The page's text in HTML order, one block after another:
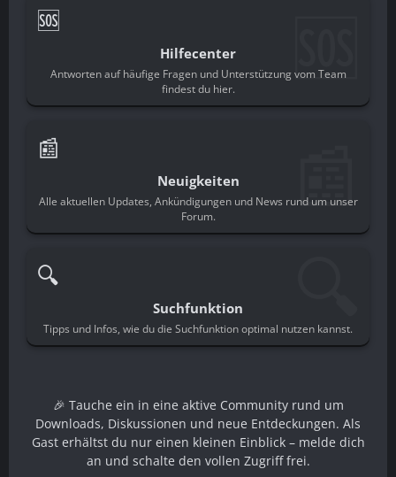
🆘
Hilfecenter
Antworten auf häufige Fragen und Unterstützung vom Team
findest du hier.
🆘
📰
Neuigkeiten
Alle aktuellen Updates, Ankündigungen und News rund um unser
Forum.
📰
🔍
Suchfunktion
Tipps und Infos, wie du die Suchfunktion optimal nutzen kannst.
🎉 Tauche ein in eine aktive Community rund um
Downloads, Diskussionen und neue Entdeckungen. Als
Gast erhältst du nur einen kleinen Einblick – melde dich
an und schalte den vollen Zugriff frei.